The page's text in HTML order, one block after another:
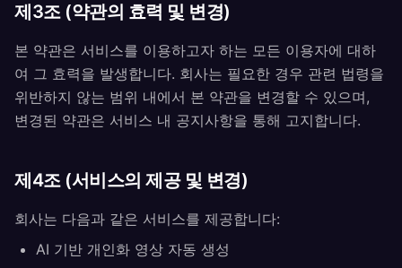
제3조 (약관의 효력 및 변경)
본 약관은 서비스를 이용하고자 하는 모든 이용자에 대하
여 그 효력을 발생합니다. 회사는 필요한 경우 관련 법령을
위반하지 않는 범위 내에서 본 약관을 변경할 수 있으며,
변경된 약관은 서비스 내 공지사항을 통해 고지합니다.
제4조 (서비스의 제공 및 변경)
회사는 다음과 같은 서비스를 제공합니다:
AI 기반 개인화 영상 자동 생성